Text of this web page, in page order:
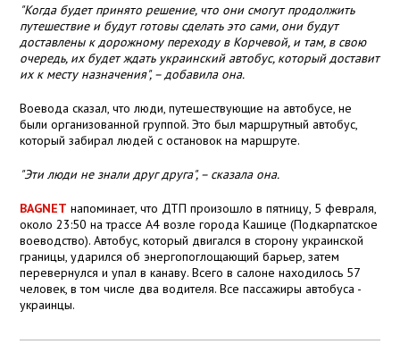
"Когда будет принято решение, что они смогут продолжить
путешествие и будут готовы сделать это сами, они будут
доставлены к дорожному переходу в Корчевой, и там, в свою
очередь, их будет ждать украинский автобус, который доставит
их к месту назначения", – добавила она.
Воевода сказал, что люди, путешествующие на автобусе, не
были организованной группой. Это был маршрутный автобус,
который забирал людей с остановок на маршруте.
"Эти люди не знали друг друга", – сказала она.
BAGNET напоминает, что ДТП произошло в пятницу, 5 февраля,
около 23:50 на трассе А4 возле города Кашице (Подкарпатское
воеводство). Автобус, который двигался в сторону украинской
границы, ударился об энергопоглощающий барьер, затем
перевернулся и упал в канаву. Всего в салоне находилось 57
человек, в том числе два водителя. Все пассажиры автобуса -
украинцы.